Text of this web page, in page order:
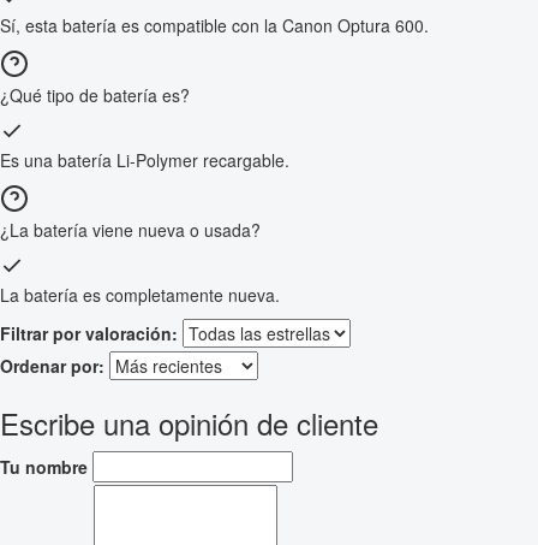
Sí, esta batería es compatible con la Canon Optura 600.
¿Qué tipo de batería es?
Es una batería Li-Polymer recargable.
¿La batería viene nueva o usada?
La batería es completamente nueva.
Filtrar por valoración:
Ordenar por:
Escribe una opinión de cliente
Tu nombre